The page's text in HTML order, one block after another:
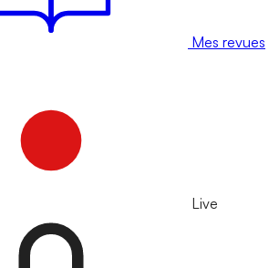
Mes revues
Live